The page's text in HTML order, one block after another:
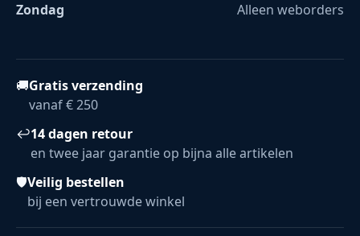
Zondag
Alleen weborders
🚚Gratis verzending
vanaf € 250
↩14 dagen retour
en twee jaar garantie op bijna alle artikelen
🛡Veilig bestellen
bij een vertrouwde winkel